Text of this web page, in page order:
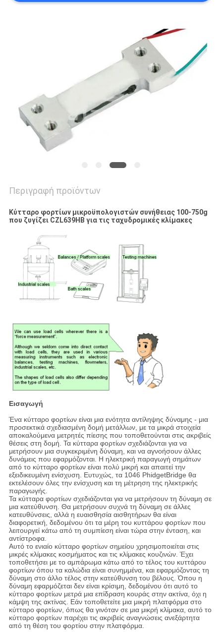
Περιγραφή προϊόντων
Κύτταρο φορτίων μικροϋπολογιστών συνήθειας 100-750g
που ζυγίζει CZL639HB για τις ταχυδρομικές κλίμακες
Εισαγωγή
Ένα κύτταρο φορτίων είναι μια ενότητα αντίληψης δύναμης - μια
προσεκτικά σχεδιασμένη δομή μετάλλων, με τα μικρά στοιχεία
αποκαλούμενα μετρητές πίεσης που τοποθετούνται στις ακριβείς
θέσεις στη δομή. Τα κύτταρα φορτίων σχεδιάζονται για να
μετρήσουν μια συγκεκριμένη δύναμη, και να αγνοήσουν άλλες
δυνάμεις που εφαρμόζονται. Η ηλεκτρική παραγωγή σημάτων
από το κύτταρο φορτίων είναι πολύ μικρή και απαιτεί την
εξειδικευμένη ενίσχυση. Ευτυχώς, τα 1046 PhidgetBridge θα
εκτελέσουν όλες την ενίσχυση και τη μέτρηση της ηλεκτρικής
παραγωγής.
Τα κύτταρα φορτίων σχεδιάζονται για να μετρήσουν τη δύναμη σε
μια κατεύθυνση. Θα μετρήσουν συχνά τη δύναμη σε άλλες
κατευθύνσεις, αλλά η ευαισθησία αισθητήρων θα είναι
διαφορετική, δεδομένου ότι τα μέρη του κυττάρου φορτίων που
λειτουργεί κάτω από τη συμπίεση είναι τώρα στην ένταση, και
αντίστροφα.
Αυτό το ενιαίο κύτταρο φορτίων σημείου χρησιμοποιείται στις
μικρές κλίμακες κοσμήματος και τις κλίμακες κουζινών. Έχει
τοποθετήσει με το αμπάρωμα κάτω από το τέλος του κυττάρου
φορτίων όπου τα καλώδια είναι συνημμένα, και εφαρμόζοντας τη
δύναμη στο άλλο τέλος στην κατεύθυνση του βέλους. Όπου η
δύναμη εφαρμόζεται δεν είναι κρίσιμη, δεδομένου ότι αυτό το
κύτταρο φορτίων μετρά μια επίδραση κουράς στην ακτίνα, όχι η
κάμψη της ακτίνας. Εάν τοποθετείτε μια μικρή πλατφόρμα στο
κύτταρο φορτίων, όπως θα γινόταν σε μια μικρή κλίμακα, αυτό το
κύτταρο φορτίων παρέχει τις ακριβείς αναγνώσεις ανεξάρτητα
από τη θέση του φορτίου στην πλατφόρμα.